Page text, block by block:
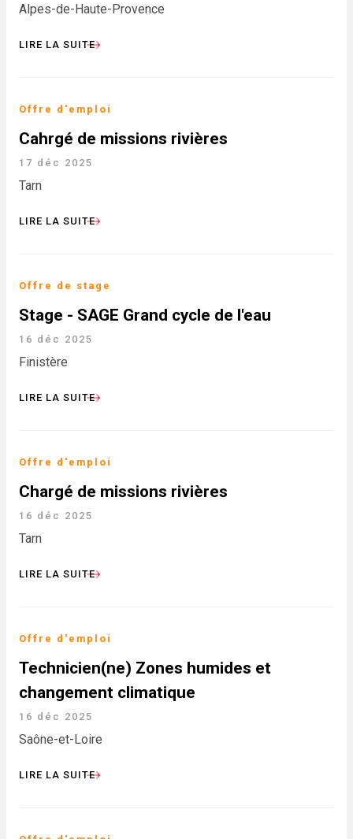
Alpes-de-Haute-Provence
LIRE LA SUITE
Offre d'emploi
Cahrgé de missions rivières
17 déc 2025
Tarn
LIRE LA SUITE
Offre de stage
Stage - SAGE Grand cycle de l'eau
16 déc 2025
Finistère
LIRE LA SUITE
Offre d'emploi
Chargé de missions rivières
16 déc 2025
Tarn
LIRE LA SUITE
Offre d'emploi
Technicien(ne) Zones humides et
changement climatique
16 déc 2025
Saône-et-Loire
LIRE LA SUITE